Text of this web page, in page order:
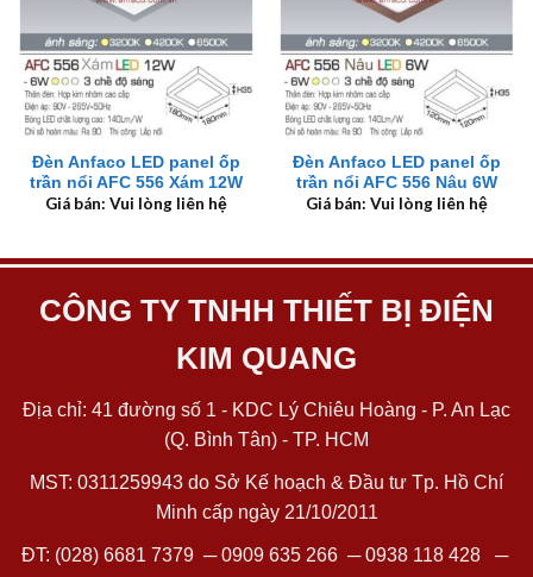
Đèn Anfaco LED panel ốp
trần nổi AFC 556 Xám 12W
Giá bán: Vui lòng liên hệ
Đèn Anfaco LED panel ốp
trần nổi AFC 556 Nâu 6W
Giá bán: Vui lòng liên hệ
CÔNG TY TNHH THIẾT BỊ ĐIỆN
KIM QUANG
Địa chỉ: 41 đường số 1 - KDC Lý Chiêu Hoàng - P. An Lạc
(Q. Bình Tân) - TP. HCM
MST: 0311259943 do Sở Kế hoạch & Đầu tư Tp. Hồ Chí
Minh cấp ngày 21/10/2011
ĐT: (028) 6681 7379 ─0909 635 266─0938 118 428─